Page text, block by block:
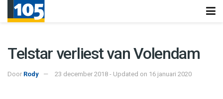
Telstar verliest van Volendam
Door Rody 23 december 2018 - Updated on 16 januari 2020